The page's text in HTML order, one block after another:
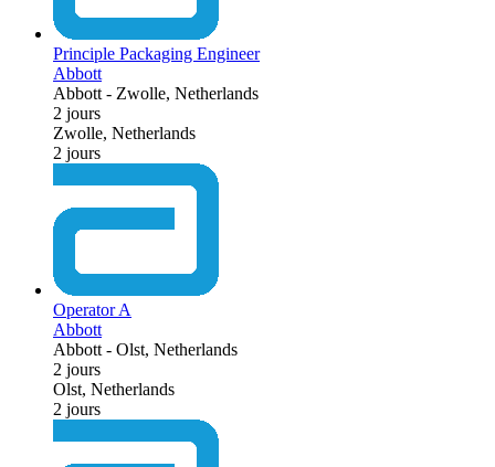
Principle Packaging Engineer
Abbott
Abbott - Zwolle, Netherlands
2 jours
Zwolle, Netherlands
2 jours
Operator A
Abbott
Abbott - Olst, Netherlands
2 jours
Olst, Netherlands
2 jours